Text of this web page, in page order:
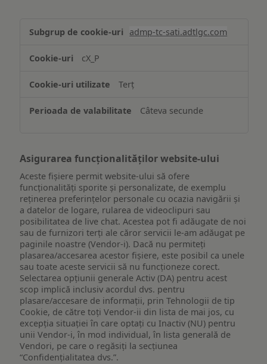
și/sau
informațiilor
pe
dispozitiv
admp-tc-sati.adtlgc.com
cX_P
Terț
Câteva secunde
Asigurarea funcționalităților website-ului
Aceste fișiere permit website-ului să ofere
funcționalități sporite și personalizate, de exemplu
reţinerea preferinţelor personale cu ocazia navigării și
a datelor de logare, rularea de videoclipuri sau
posibilitatea de live chat. Acestea pot fi adăugate de noi
sau de furnizori terți ale căror servicii le-am adăugat pe
paginile noastre (Vendor-i). Dacă nu permiteți
plasarea/accesarea acestor fișiere, este posibil ca unele
sau toate aceste servicii să nu funcționeze corect.
Selectarea opțiunii generale Activ (DA) pentru acest
scop implică inclusiv acordul dvs. pentru
plasare/accesare de informații, prin Tehnologii de tip
Cookie, de către toți Vendor-ii din lista de mai jos, cu
excepția situației în care optați cu Inactiv (NU) pentru
unii Vendor-i, în mod individual, în lista generală de
Vendori, pe care o regăsiți la secțiunea
“Confidențialitatea dvs.”.